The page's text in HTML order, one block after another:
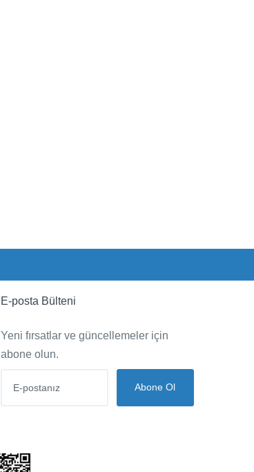
E-posta Bülteni
Yeni fırsatlar ve güncellemeler için
abone olun.
Abone Ol